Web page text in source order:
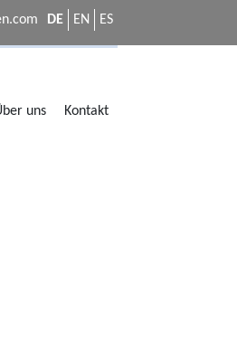
DE EN ES
uns Kontakt